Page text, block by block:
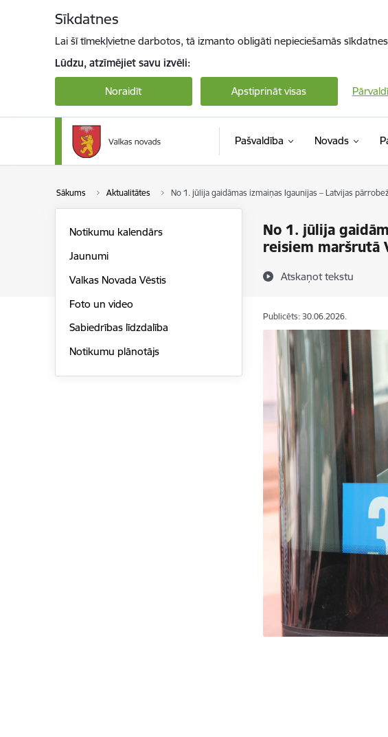
Sīkdatnes
Lai šī tīmekļvietne darbotos, tā izmanto obligāti nepieciešamās
Lūdzu, atzīmējiet savu izvēli:
Noraidīt Apstiprināt visas
Pašvaldība Novads
Sākums Aktualitātes No 1. jūlija gaidāmas izmaiņas Igaunijas – Latvijas
No 1. jūlija
reisiem maršrutā
Atskaņot tekstu
Notikumu kalendārs
Jaunumi
Valkas Novada Vēstis
Foto un video
Sabiedrības līdzdalība
Notikumu plānotājs
Publicēts: 30.06.2026.